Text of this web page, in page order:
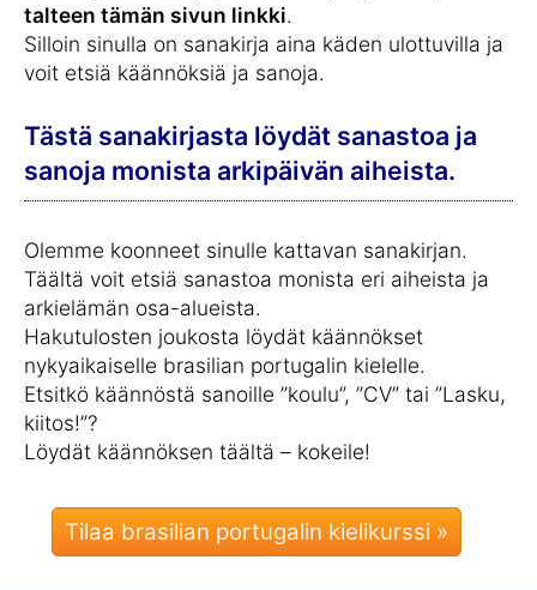
talteen tämän sivun linkki.
Silloin sinulla on sanakirja aina käden ulottuvilla ja
voit etsiä käännöksiä ja sanoja.
Tästä sanakirjasta löydät sanastoa ja
sanoja monista arkipäivän aiheista.
Olemme koonneet sinulle kattavan sanakirjan.
Täältä voit etsiä sanastoa monista eri aiheista ja
arkielämän osa-alueista.
Hakutulosten joukosta löydät käännökset
nykyaikaiselle brasilian portugalin kielelle.
Etsitkö käännöstä sanoille ”koulu”, ”CV” tai ”Lasku,
kiitos!”?
Löydät käännöksen täältä – kokeile!
Tilaa brasilian portugalin kielikurssi »